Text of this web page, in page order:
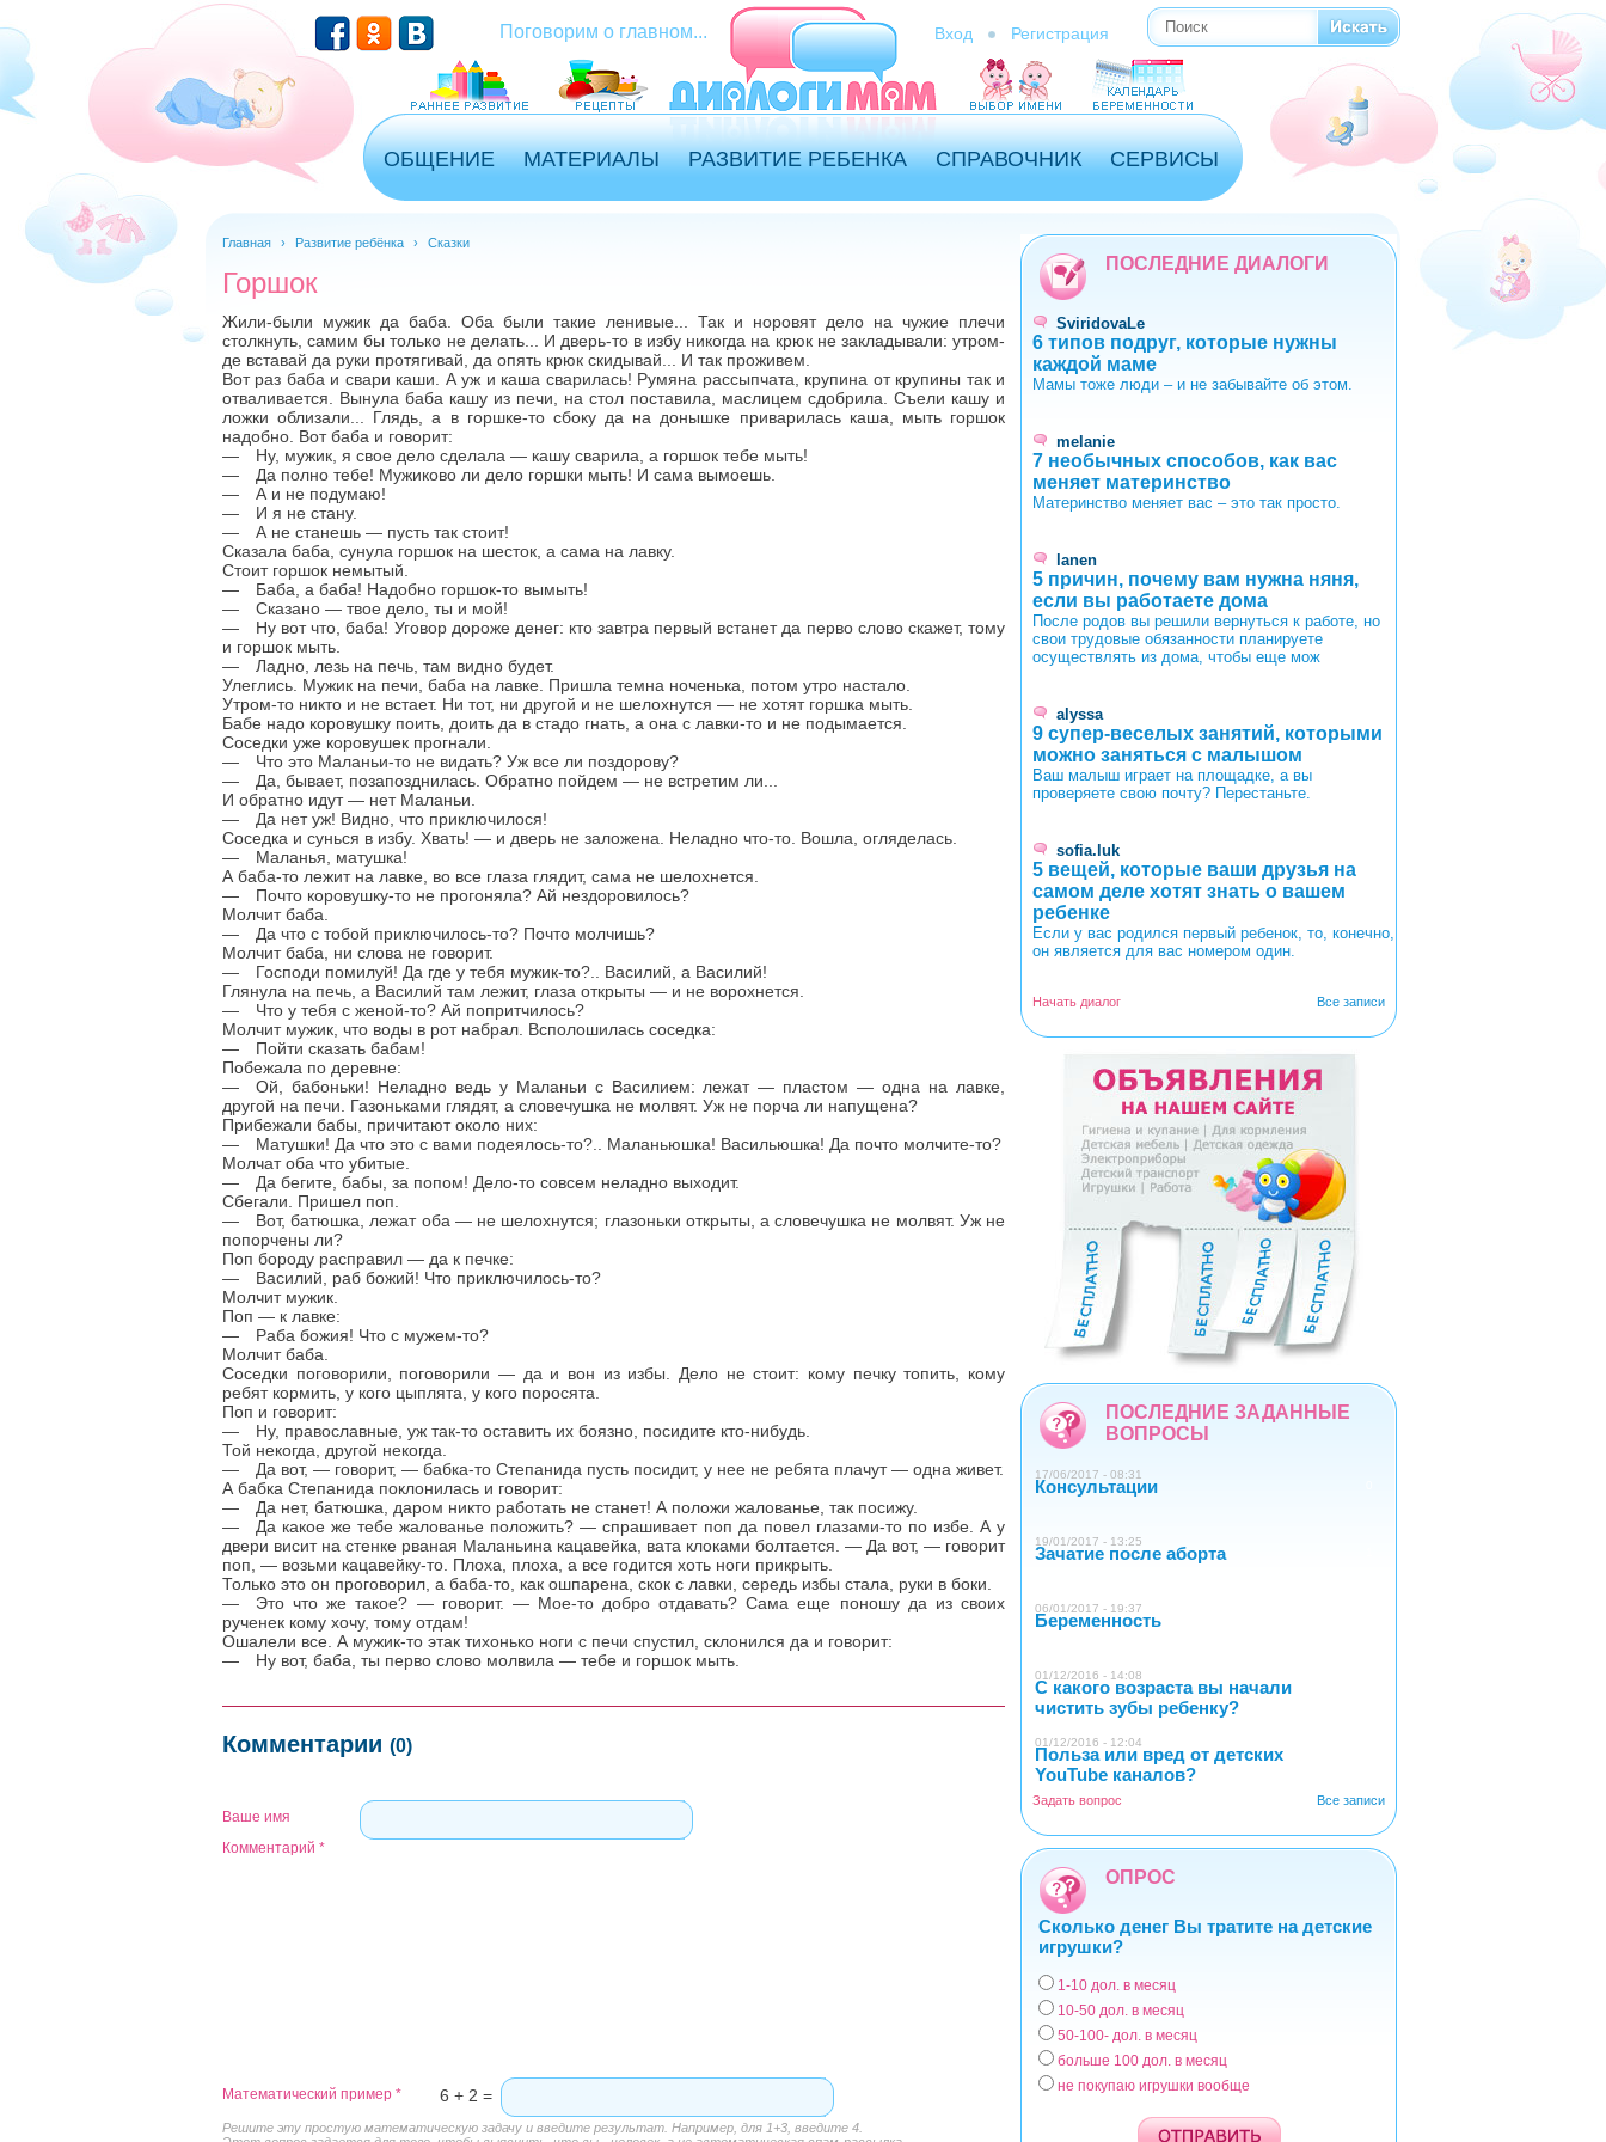
Перейти к основному содержанию
Поговорим о главном... Вход Регистрация Форма поиска
Поиск
ОБЩЕНИЕ МАТЕРИАЛЫ РАЗВИТИЕ РЕБЕНКА СПРАВОЧНИК СЕРВИСЫ
Главная › Развитие ребёнка › Сказки
Горшок
Жили-были мужик да баба. Оба были такие ленивые... Так и норовят дело на чужие плечи
столкнуть, самим бы только не делать... И дверь-то в избу никогда на крюк не закладывали: утром-
де вставай да руки протягивай, да опять крюк скидывай... И так проживем.
Вот раз баба и свари каши. А уж и каша сварилась! Румяна рассыпчата, крупина от крупины так и
отваливается. Вынула баба кашу из печи, на стол поставила, маслицем сдобрила. Съели кашу и
ложки облизали... Глядь, а в горшке-то сбоку да на донышке приварилась каша, мыть горшок
надобно. Вот баба и говорит:
— Ну, мужик, я свое дело сделала — кашу сварила, а горшок тебе мыть!
— Да полно тебе! Мужиково ли дело горшки мыть! И сама вымоешь.
— А и не подумаю!
— И я не стану.
— А не станешь — пусть так стоит!
Сказала баба, сунула горшок на шесток, а сама на лавку.
Стоит горшок немытый.
— Баба, а баба! Надобно горшок-то вымыть!
— Сказано — твое дело, ты и мой!
— Ну вот что, баба! Уговор дороже денег: кто завтра первый встанет да перво слово скажет, тому
и горшок мыть.
— Ладно, лезь на печь, там видно будет.
Улеглись. Мужик на печи, баба на лавке. Пришла темна ноченька, потом утро настало.
Утром-то никто и не встает. Ни тот, ни другой и не шелохнутся — не хотят горшка мыть.
Бабе надо коровушку поить, доить да в стадо гнать, а она с лавки-то и не подымается.
Соседки уже коровушек прогнали.
— Что это Маланьи-то не видать? Уж все ли поздорову?
— Да, бывает, позапозднилась. Обратно пойдем — не встретим ли...
И обратно идут — нет Маланьи.
— Да нет уж! Видно, что приключилося!
Соседка и сунься в избу. Хвать! — и дверь не заложена. Неладно что-то. Вошла, огляделась.
— Маланья, матушка!
А баба-то лежит на лавке, во все глаза глядит, сама не шелохнется.
— Почто коровушку-то не прогоняла? Ай нездоровилось?
Молчит баба.
— Да что с тобой приключилось-то? Почто молчишь?
Молчит баба, ни слова не говорит.
— Господи помилуй! Да где у тебя мужик-то?.. Василий, а Василий!
Глянула на печь, а Василий там лежит, глаза открыты — и не ворохнется.
— Что у тебя с женой-то? Ай попритчилось?
Молчит мужик, что воды в рот набрал. Всполошилась соседка:
— Пойти сказать бабам!
Побежала по деревне:
— Ой, бабоньки! Неладно ведь у Маланьи с Василием: лежат — пластом — одна на лавке,
другой на печи. Газоньками глядят, а словечушка не молвят. Уж не порча ли напущена?
Прибежали бабы, причитают около них:
— Матушки! Да что это с вами подеялось-то?.. Маланьюшка! Васильюшка! Да почто молчите-то?
Молчат оба что убитые.
— Да бегите, бабы, за попом! Дело-то совсем неладно выходит.
Сбегали. Пришел поп.
— Вот, батюшка, лежат оба — не шелохнутся; глазоньки открыты, а словечушка не молвят. Уж не
попорчены ли?
Поп бороду расправил — да к печке:
— Василий, раб божий! Что приключилось-то?
Молчит мужик.
Поп — к лавке:
— Раба божия! Что с мужем-то?
Молчит баба.
Соседки поговорили, поговорили — да и вон из избы. Дело не стоит: кому печку топить, кому
ребят кормить, у кого цыплята, у кого поросята.
Поп и говорит:
— Ну, православные, уж так-то оставить их боязно, посидите кто-нибудь.
Той некогда, другой некогда.
— Да вот, — говорит, — бабка-то Степанида пусть посидит, у нее не ребята плачут — одна живет.
А бабка Степанида поклонилась и говорит:
— Да нет, батюшка, даром никто работать не станет! А положи жалованье, так посижу.
— Да какое же тебе жалованье положить? — спрашивает поп да повел глазами-то по избе. А у
двери висит на стенке рваная Маланьина кацавейка, вата клоками болтается. — Да вот, — говорит
поп, — возьми кацавейку-то. Плоха, плоха, а все годится хоть ноги прикрыть.
Только это он проговорил, а баба-то, как ошпарена, скок с лавки, середь избы стала, руки в боки.
— Это что же такое? — говорит. — Мое-то добро отдавать? Сама еще поношу да из своих
рученек кому хочу, тому отдам!
Ошалели все. А мужик-то этак тихонько ноги с печи спустил, склонился да и говорит:
— Ну вот, баба, ты перво слово молвила — тебе и горшок мыть.
Комментарии (0)
Ваше имя
Комментарий *
Математический пример * 6 + 2 =
Решите эту простую математическую задачу и введите результат. Например, для 1+3, введите 4.
ПОСЛЕДНИЕ ДИАЛОГИ
SviridovaLe
6 типов подруг, которые нужны
каждой маме
Мамы тоже люди – и не забывайте об этом.
melanie
7 необычных способов, как вас
меняет материнство
Материнство меняет вас – это так просто.
lanen
5 причин, почему вам нужна няня,
если вы работаете дома
После родов вы решили вернуться к работе, но
свои трудовые обязанности планируете
осуществлять из дома, чтобы еще мож
alyssa
9 супер-веселых занятий, которыми
можно заняться с малышом
Ваш малыш играет на площадке, а вы
проверяете свою почту? Перестаньте.
sofia.luk
5 вещей, которые ваши друзья на
самом деле хотят знать о вашем
ребенке
Если у вас родился первый ребенок, то, конечно,
он является для вас номером один.
Все записи
Начать диалог
0123456789
ПОСЛЕДНИЕ ЗАДАННЫЕ
ВОПРОСЫ
17/06/2017 - 08:31
Консультации
19/01/2017 - 13:25
Зачатие после аборта
06/01/2017 - 19:37
Беременность
01/12/2016 - 14:08
С какого возраста вы начали
чистить зубы ребенку?
01/12/2016 - 12:04
Польза или вред от детских
YouTube каналов?
Все записи
Задать вопрос
ОПРОС
Сколько денег Вы тратите на детские
игрушки?
Варианты
1-10 дол. в месяц
10-50 дол. в месяц
50-100- дол. в месяц
больше 100 дол. в месяц
не покупаю игрушки вообще